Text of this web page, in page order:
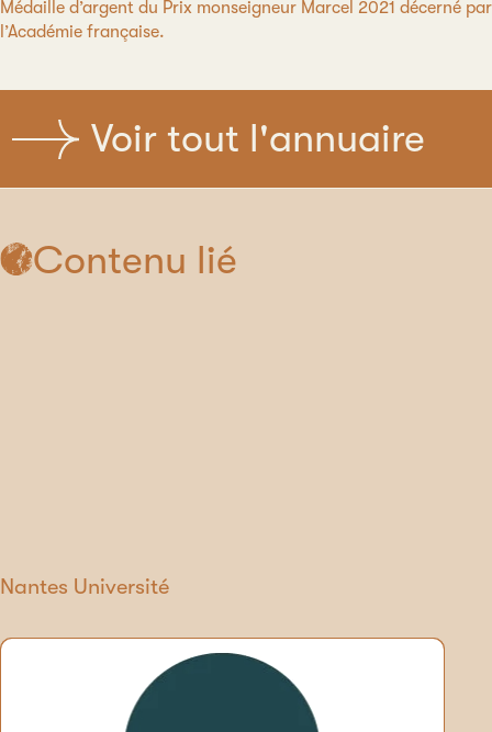
Médaille d’argent du Prix monseigneur Marcel 2021 décerné par
l’Académie française.
Voir tout l'annuaire
Contenu lié
Nantes Université